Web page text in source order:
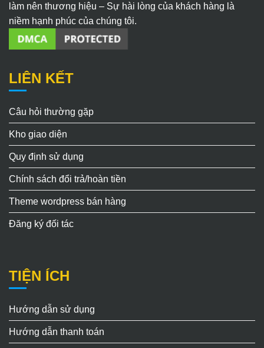
làm nên thương hiệu – Sự hài lòng của khách hàng là
niềm hạnh phúc của chúng tôi.
LIÊN KẾT
Câu hỏi thường gặp
Kho giao diện
Quy định sử dụng
Chính sách đổi trả/hoàn tiền
Theme wordpress bán hàng
Đăng ký đối tác
TIỆN ÍCH
Hướng dẫn sử dụng
Hướng dẫn thanh toán